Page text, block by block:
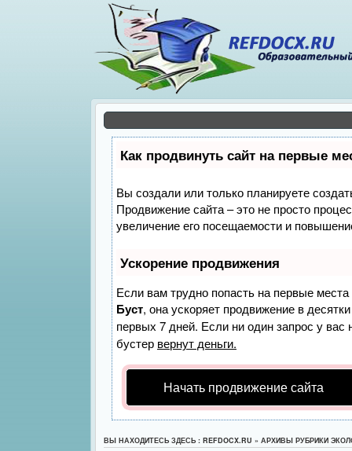
Как продвинуть сайт на первые
Вы создали или только планируете
Продвижение сайта – это не просто
увеличение его посещаемости и
Ускорение продвижения
Если вам трудно попасть на первые
Буст, она ускоряет продвижение в
первых 7 дней. Если ни один запрос у
бустер вернут деньги.
Начать продвижение сайта
ВЫ НАХОДИТЕСЬ ЗДЕСЬ : REFDOCX.RU » АРХИВЫ РУБРИКИ